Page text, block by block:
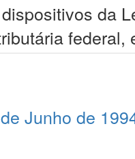
da
federal,
Junho de